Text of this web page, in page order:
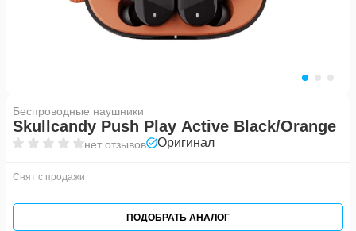
Беспроводные наушники
Skullcandy Push Play Active Black/Orange
нет отзывов Оригинал
Снят с продажи
ПОДОБРАТЬ АНАЛОГ